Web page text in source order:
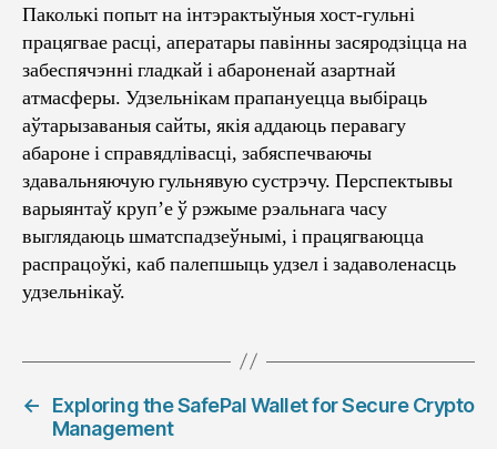
Паколькі попыт на інтэрактыўныя хост-гульні
працягвае расці, аператары павінны засяродзіцца на
забеспячэнні гладкай і абароненай азартнай
атмасферы. Удзельнікам прапануецца выбіраць
аўтарызаваныя сайты, якія аддаюць перавагу
абароне і справядлівасці, забяспечваючы
здавальняючую гульнявую сустрэчу. Перспектывы
варыянтаў круп’е ў рэжыме рэальнага часу
выглядаюць шматспадзеўнымі, і працягваюцца
распрацоўкі, каб палепшыць удзел і задаволенасць
удзельнікаў.
←
Exploring the SafePal Wallet for Secure Crypto
Management